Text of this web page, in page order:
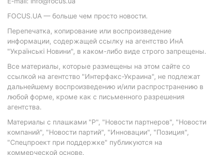
FOCUS.UA — больше чем просто новости.
Перепечатка, копирование или воспроизведение
информации, содержащей ссылку на агентство ИнА
"Українські Новини", в каком-либо виде строго запрещены.
Все материалы, которые размещены на этом сайте со
ссылкой на агентство "Интерфакс-Украина", не подлежат
дальнейшему воспроизведению и/или распространению в
любой форме, кроме как с письменного разрешения
агентства.
Материалы с плашками "Р", "Новости партнеров", "Новости
компаний", "Новости партий", "Инновации", "Позиция",
"Спецпроект при поддержке" публикуются на
коммерческой основе.